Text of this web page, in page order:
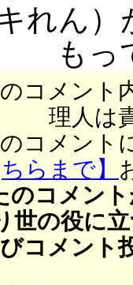
れん
もっ
コメント
理人は
コメント
ちらまで】
のコメン
世の役に
コメント